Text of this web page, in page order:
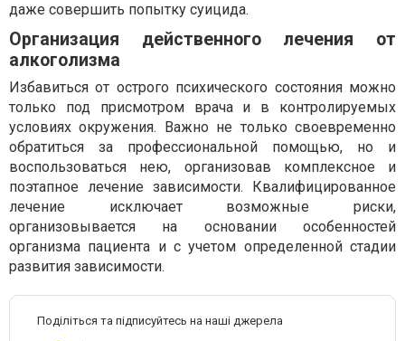
даже совершить попытку суицида.
Организация действенного лечения от
алкоголизма
Избавиться от острого психического состояния можно
только под присмотром врача и в контролируемых
условиях окружения. Важно не только своевременно
обратиться за профессиональной помощью, но и
воспользоваться нею, организовав комплексное и
поэтапное лечение зависимости. Квалифицированное
лечение исключает возможные риски,
организовывается на основании особенностей
организма пациента и с учетом определенной стадии
развития зависимости.
Поділіться та підписуйтесь на наші джерела